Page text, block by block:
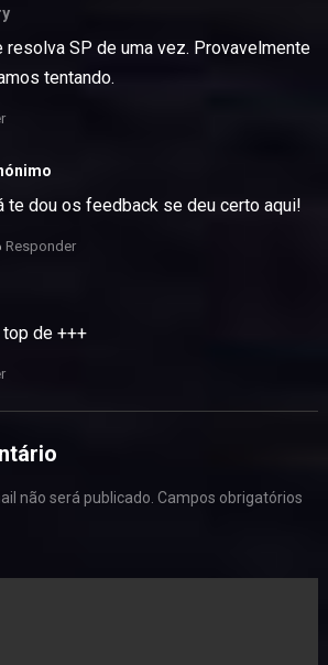
resolva SP de uma vez. Provavelmente
tentando.
te dou os feedback se deu certo aqui!
Responder
top de +++
não será publicado. Campos obrigatórios